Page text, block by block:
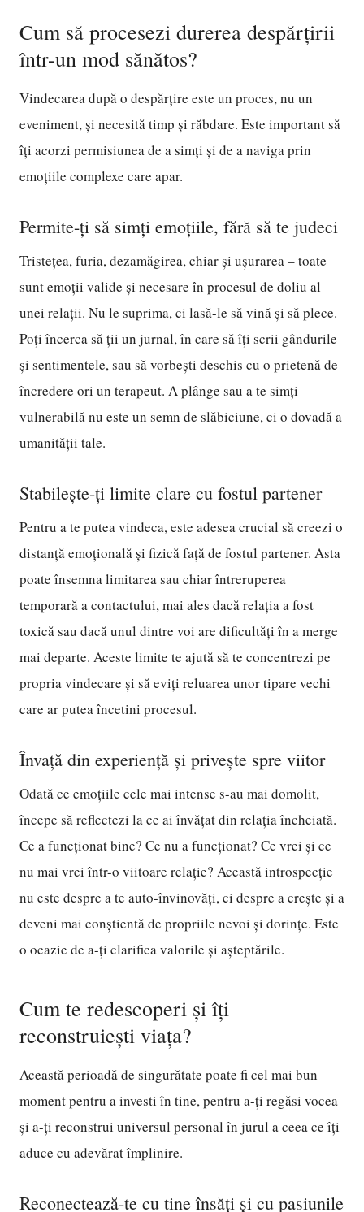
Cum să procesezi durerea despărțirii
într-un mod sănătos?
Vindecarea după o despărțire este un proces, nu un
eveniment, și necesită timp și răbdare. Este important să
îți acorzi permisiunea de a simți și de a naviga prin
emoțiile complexe care apar.
Permite-ți să simți emoțiile, fără să te judeci
Tristețea, furia, dezamăgirea, chiar și ușurarea – toate
sunt emoții valide și necesare în procesul de doliu al
unei relații. Nu le suprima, ci lasă-le să vină și să plece.
Poți încerca să ții un jurnal, în care să îți scrii gândurile
și sentimentele, sau să vorbești deschis cu o prietenă de
încredere ori un terapeut. A plânge sau a te simți
vulnerabilă nu este un semn de slăbiciune, ci o dovadă a
umanității tale.
Stabilește-ți limite clare cu fostul partener
Pentru a te putea vindeca, este adesea crucial să creezi o
distanță emoțională și fizică față de fostul partener. Asta
poate însemna limitarea sau chiar întreruperea
temporară a contactului, mai ales dacă relația a fost
toxică sau dacă unul dintre voi are dificultăți în a merge
mai departe. Aceste limite te ajută să te concentrezi pe
propria vindecare și să eviți reluarea unor tipare vechi
care ar putea încetini procesul.
Învață din experiență și privește spre viitor
Odată ce emoțiile cele mai intense s-au mai domolit,
începe să reflectezi la ce ai învățat din relația încheiată.
Ce a funcționat bine? Ce nu a funcționat? Ce vrei și ce
nu mai vrei într-o viitoare relație? Această introspecție
nu este despre a te auto-învinovăți, ci despre a crește și a
deveni mai conștientă de propriile nevoi și dorințe. Este
o ocazie de a-ți clarifica valorile și așteptările.
Cum te redescoperi și îți
reconstruiești viața?
Această perioadă de singurătate poate fi cel mai bun
moment pentru a investi în tine, pentru a-ți regăsi vocea
și a-ți reconstrui universul personal în jurul a ceea ce îți
aduce cu adevărat împlinire.
Reconectează-te cu tine însăți și cu pasiunile